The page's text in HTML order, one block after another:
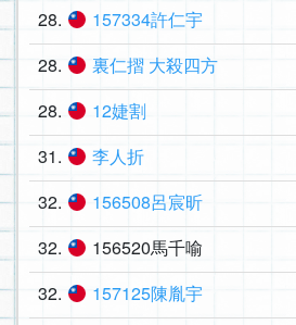
28. 157334許仁宇
28. 裏仁摺 大殺四方
28. 12婕割
31. 李人折
32. 156508呂宸昕
32. 156520馬千喻
32. 157125陳胤宇